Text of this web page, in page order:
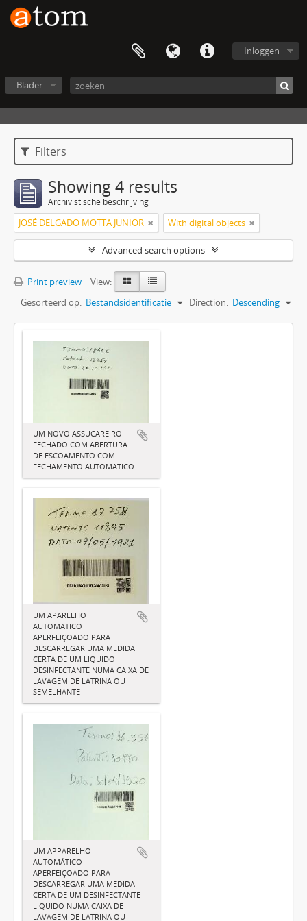
Inloggen
Blader
Filters
Showing 4 results
Archivistische beschrijving
JOSÉ DELGADO MOTTA JUNIOR With digital objects
Advanced search options
Print preview
View:
Gesorteerd op: Bestandsidentificatie Direction: Descending
UM NOVO ASSUCAREIRO
FECHADO COM ABERTURA
DE ESCOAMENTO COM
FECHAMENTO AUTOMATICO
UM APARELHO
AUTOMATICO
APERFEIÇOADO PARA
DESCARREGAR UMA MEDIDA
CERTA DE UM LIQUIDO
DESINFECTANTE NUMA CAIXA DE
LAVAGEM DE LATRINA OU
SEMELHANTE
UM APPARELHO
AUTOMÁTICO
APERFEIÇOADO PARA
DESCARREGAR UMA MEDIDA
CERTA DE UM DESINFECTANTE
LIQUIDO NUMA CAIXA DE
LAVAGEM DE LATRINA OU